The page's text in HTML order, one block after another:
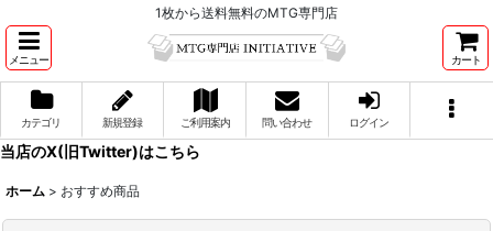
1枚から送料無料のMTG専門店
メニュー カート
カテゴリ 新規登録 ご利用案内 問い合わせ ログイン
当店のX(旧Twitter)はこちら
ホーム > おすすめ商品